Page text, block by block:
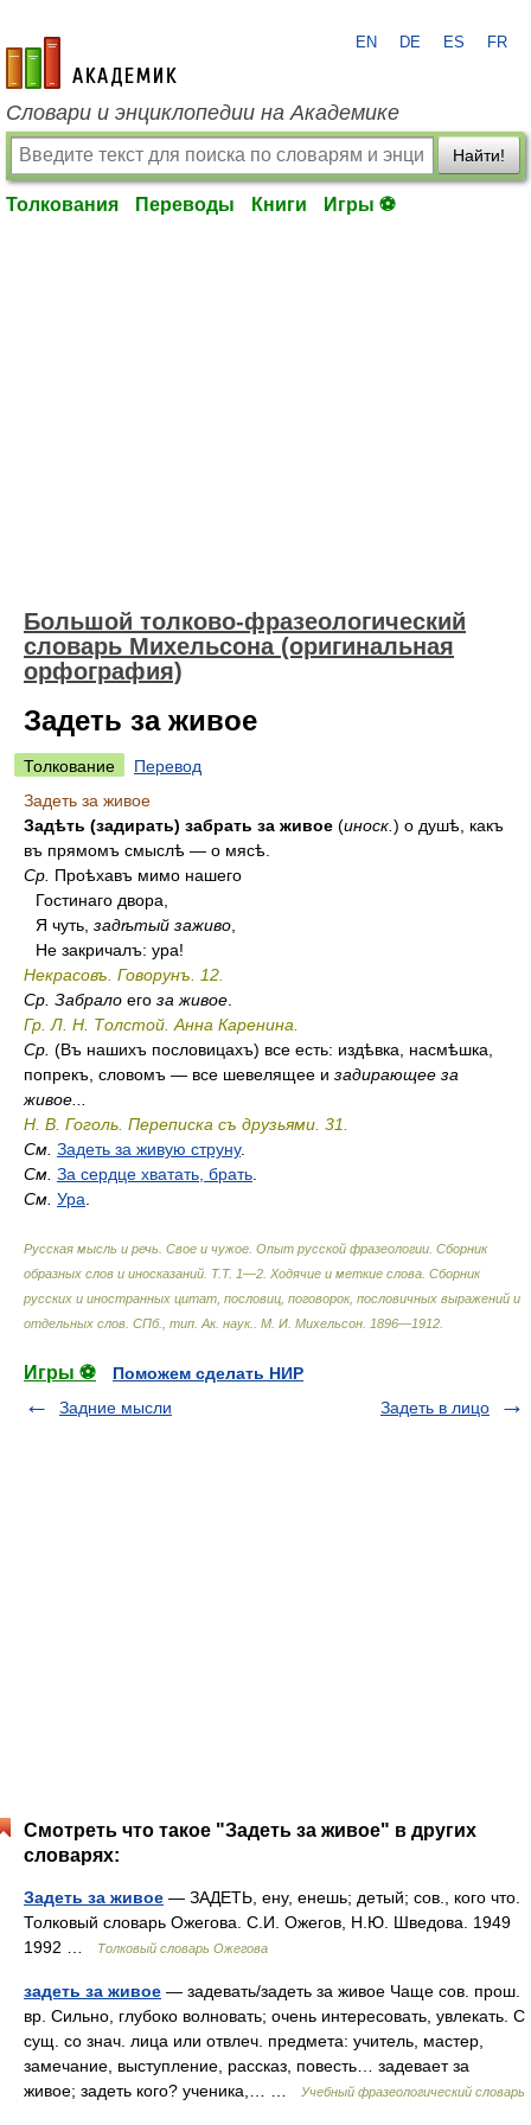
academic.ru
EN DE ES FR
Словари и энциклопедии на Академике
Найти!
Толкования Переводы Книги Игры ⚽
Большой толково-фразеологический
словарь Михельсона (оригинальная
орфография)
Задеть за живое
Толкование
Перевод
Задеть за живое
Задѣть (задирать) забрать за живое (иноск. ) о душѣ, какъ
въ прямомъ смыслѣ — о мясѣ.
Ср. Проѣхавъ мимо нашего
Гостинаго двора,
Я чуть, задѣтый заживо
Не закричалъ: ура!
Некрасовъ. Говорунъ. 12.
Ср. Забрало его за живое
Гр. Л. Н. Толстой. Анна Каренина.
Ср. (Въ нашихъ пословицахъ) все есть: издѣвка, насмѣшка,
попрекъ, словомъ — все шевелящее и задирающее за
живое...
Н. В. Гоголь. Переписка съ друзьями. 31.
См. Задеть за живую струну.
См. За сердце хватать, брать
См. Ура
Русская мысль и речь. Свое и чужое. Опыт русской фразеологии. Сборник
образных слов и иносказаний. Т.Т. 1—2. Ходячие и меткие слова. Сборник
русских и иностранных цитат, пословиц, поговорок, пословичных выражений и
отдельных слов. СПб., тип. Ак. наук.
М. И. Михельсон 1896—1912
Игры ⚽
Поможем сделать НИР
Задние мысли
Задеть в лицо
Смотреть что такое "Задеть за живое" в других
словарях:
Задеть за живое — ЗАДЕТЬ, ену, енешь; детый; сов., кого что.
Толковый словарь Ожегова. С.И. Ожегов, Н.Ю. Шведова. 1949
1992 …
Толковый словарь Ожегова
задеть за живое — задевать/задеть за живое Чаще сов. прош.
вр. Сильно, глубоко волновать; очень интересовать, увлекать. С
сущ. со знач. лица или отвлеч. предмета: учитель, мастер,
замечание, выступление, рассказ, повесть… задевает за
живое; задеть кого? ученика,… …
Учебный фразеологический словарь